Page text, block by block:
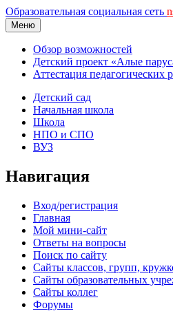
Образовательная социальная сеть
Меню
Обзор возможностей
Детский проект «Алые
Аттестация педагогических
Детский сад
Начальная школа
Школа
НПО и СПО
ВУЗ
Навигация
Вход/регистрация
Главная
Мой мини-сайт
Ответы на вопросы
Поиск по сайту
Сайты классов, групп,
Сайты образовательных
Сайты коллег
Форумы